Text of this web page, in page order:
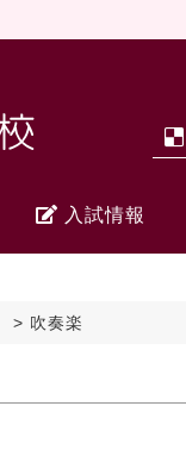
入試情報
> 吹奏楽